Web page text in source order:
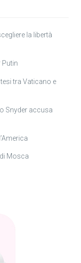
la libertà
tra Vaticano e
Snyder accusa
Mosca